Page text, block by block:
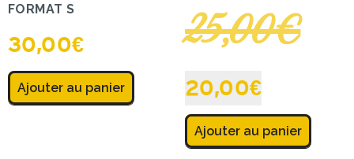
FORMAT S
30,00€
Ajouter au panier
25,00€
20,00€
Ajouter au panier